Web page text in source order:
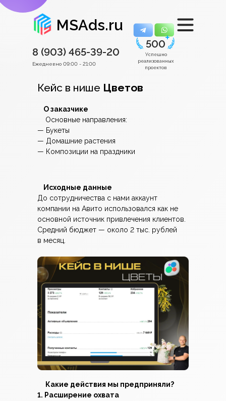
500
8 (903) 465-39-20
Ежедневно 09:00 - 21:00
Успешно
реализованных
проектов
MSAds.ru
О заказчике
Основные направления:
— Букеты
— Домашние растения
— Композиции на праздники
Какие действия мы предприняли?
1. Расширение охвата
Кейс в нише Цветов
Исходные данные
До сотрудничества с нами аккаунт
компании на Авито использовался как не
основной источник привлечения клиентов.
Средний бюджет — около 2 тыс. рублей
в месяц.